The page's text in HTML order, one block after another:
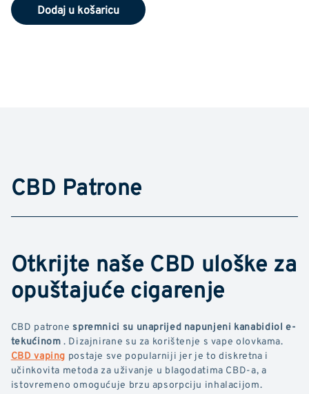
Dodaj u košaricu
CBD Patrone
Otkrijte naše CBD uloške za
opuštajuće cigarenje
CBD patronespremnici su unaprijed napunjeni kanabidiol e-
tekućinom. Dizajnirane su za korištenje s vape olovkama.
CBD vaping postaje sve popularniji jer je to diskretna i
učinkovita metoda za uživanje u blagodatima CBD-a, a
istovremeno omogućuje brzu apsorpciju inhalacijom.